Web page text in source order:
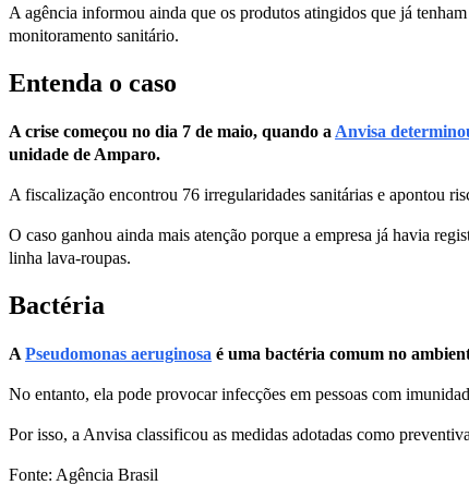
A agência informou ainda que os produtos atingidos que já
monitoramento sanitário.
Entenda o caso
A crise começou no dia 7 de maio, quando a Anvisa
unidade de Amparo.
A fiscalização encontrou 76 irregularidades sanitárias e apontou
O caso ganhou ainda mais atenção porque a empresa já havia
linha lava-roupas.
Bactéria
A Pseudomonas aeruginosa é uma bactéria comum no
No entanto, ela pode provocar infecções em pessoas com
Por isso, a Anvisa classificou as medidas adotadas como
Fonte: Agência Brasil